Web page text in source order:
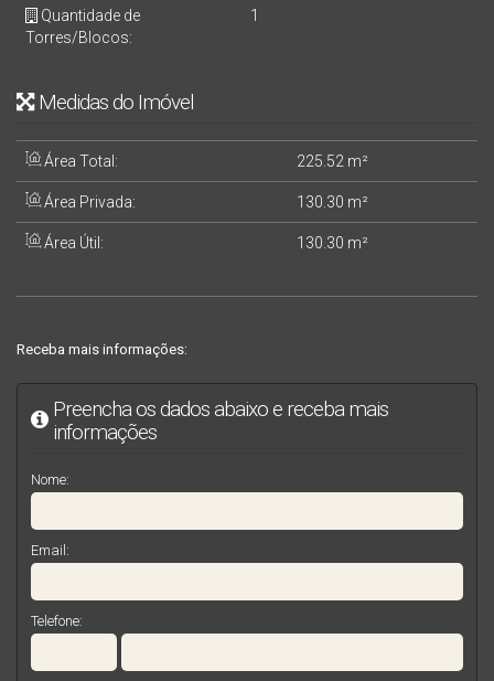
Quantidade de
Torres/Blocos:
1
Medidas do Imóvel
Área Total: 225 .52 m²
Área Privada: 130 .30 m²
Área Útil: 130 .30 m²
Receba mais informações:
Preencha os dados abaixo e receba mais
informações
Nome:
Email:
Telefone: